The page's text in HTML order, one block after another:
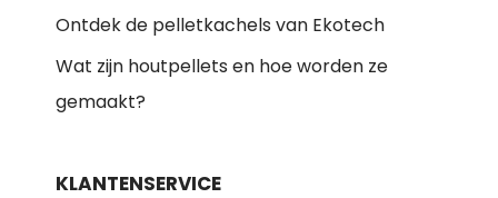
Ontdek de pelletkachels van Ekotech
Wat zijn houtpellets en hoe worden ze
gemaakt?
KLANTENSERVICE